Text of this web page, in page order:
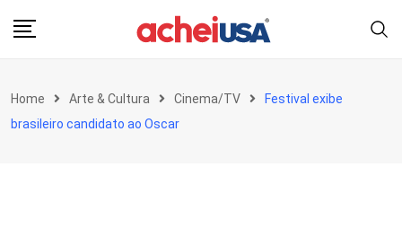
Home Arte & Cultura Cinema/TV
Festival exibe
brasileiro candidato ao Oscar